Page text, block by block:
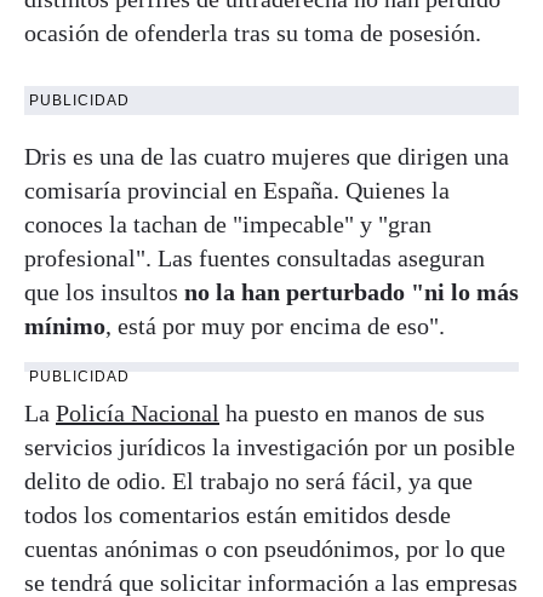
ocasión de ofenderla tras su toma de posesión.
PUBLICIDAD
Dris es una de las cuatro mujeres que dirigen una
comisaría provincial en España. Quienes la
conoces la tachan de "impecable" y "gran
profesional". Las fuentes consultadas aseguran
que los insultos no la han perturbado "ni lo más
mínimo, está por muy por encima de eso".
PUBLICIDAD
La Policía Nacional ha puesto en manos de sus
servicios jurídicos la investigación por un posible
delito de odio. El trabajo no será fácil, ya que
todos los comentarios están emitidos desde
cuentas anónimas o con pseudónimos, por lo que
se tendrá que solicitar información a las empresas